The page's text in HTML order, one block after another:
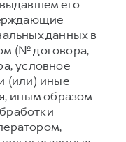
его
данных в
(№ договора,
условное
(или) иные
иным образом